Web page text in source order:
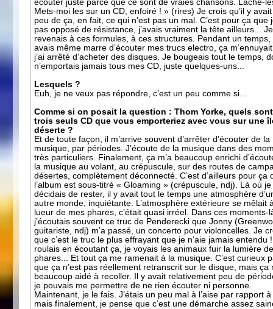
écouter juste parce que ce sont de vraies chansons. Lâche-
Mets-moi les sur un CD, enfoiré ! » (rires) Je crois qu’il y
peu de ça, en fait, ce qui n’est pas un mal. C’est pour ça que
pas opposé de résistance, j’avais vraiment la tête ailleurs... Je
revenais à ces formules, à ces structures. Pendant un temps,
avais même marre d’écouter mes trucs electro, ça
j’ai arrêté d’acheter des disques. Je bougeais tout le temps,
n’emportais jamais tous mes CD, juste quelques-uns...
Lesquels ?
Euh, je ne veux pas répondre, c’est un peu comme si...
Comme si on posait la question : Thom Yorke, quels
trois seuls CD que vous emporteriez avec vous sur une
déserte ?
Et de toute façon, il m’arrive souvent d’arrêter d’écouter de la
musique, par périodes. J’écoute de la musique dans des
très particuliers. Finalement, ça m’a beaucoup enrichi
la musique au volant, au crépuscule, sur des routes de
désertes, complètement déconnecté. C’est d’ailleurs pour ça
l’album est sous-titré « Gloaming » (crépuscule, ndj). Là où je
décidais de rester, il y avait tout le temps une atmosphère
autre monde, inquiétante. L’atmosphère extérieure se mêlait
lueur de mes phares, c’était quasi irréel. Dans ces moments-
j’écoutais souvent ce truc de Penderecki que Jonny
guitariste, ndj) m’a passé, un concerto pour violoncelles. Je
que c’est le truc le plus effrayant que je n’aie jamais entendu
roulais en écoutant ça, je voyais les animaux fuir la lumière
phares... Et tout ça me ramenait à la musique. C’est curieux
que ça n’est pas réellement retranscrit sur le disque, mais ça
beaucoup aidé à recoller. Il y avait relativement peu de
je pouvais me permettre de ne rien écouter ni personne.
Maintenant, je le fais. J’étais un peu mal à l’aise par rapport
mais finalement, je pense que c’est une démarche assez